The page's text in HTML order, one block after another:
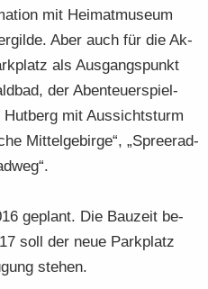
mit Hei­mat­mu­se­um
Aber auch für die Ak­
als Aus­gangs­punkt
der Aben­teu­er­spiel­
mit Aus­sichts­turm
Mit­tel­ge­bir­ge“, „Spreerad­
ge­plant. Die Bau­zeit be­
soll der neue Park­platz
ste­hen.